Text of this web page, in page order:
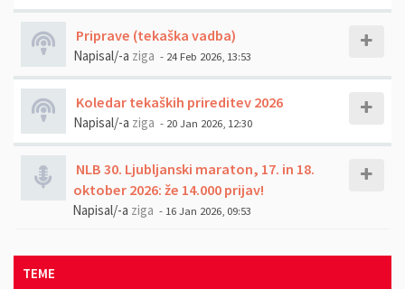
Priprave (tekaška vadba)
Napisal/-a ziga - 24 Feb 2026, 13:53
Koledar tekaških prireditev 2026
Napisal/-a ziga - 20 Jan 2026, 12:30
NLB 30. Ljubljanski maraton, 17. in 18.
oktober 2026: že 14.000 prijav!
Napisal/-a ziga - 16 Jan 2026, 09:53
TEME